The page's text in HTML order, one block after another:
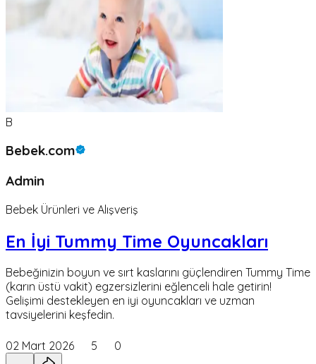
B
Bebek.com
Admin
Bebek Ürünleri ve Alışveriş
En İyi Tummy Time Oyuncakları
Bebeğinizin boyun ve sırt kaslarını güçlendiren Tummy Time
(karın üstü vakit) egzersizlerini eğlenceli hale getirin!
Gelişimi destekleyen en iyi oyuncakları ve uzman
tavsiyelerini keşfedin.
02 Mart 2026 5 0